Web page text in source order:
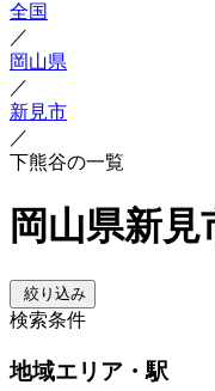
全国
／
岡山県
／
新見市
／
下熊谷の一覧
岡山県新
絞り込み
検索条件
地域エリア・駅